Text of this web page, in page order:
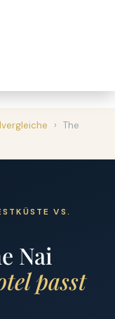
› The
VS.
Nai
passt